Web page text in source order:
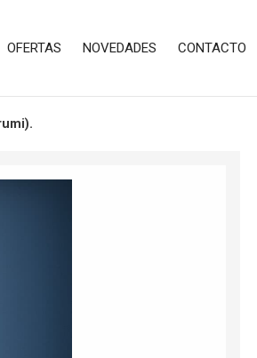
OFERTAS NOVEDADES CONTACTO